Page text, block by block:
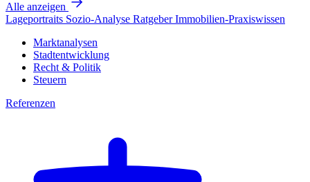
Alle anzeigen
Lageportraits Sozio-Analyse RatgeberImmobilien-Praxiswissen
Marktanalysen
Stadtentwicklung
Recht & Politik
Steuern
Referenzen